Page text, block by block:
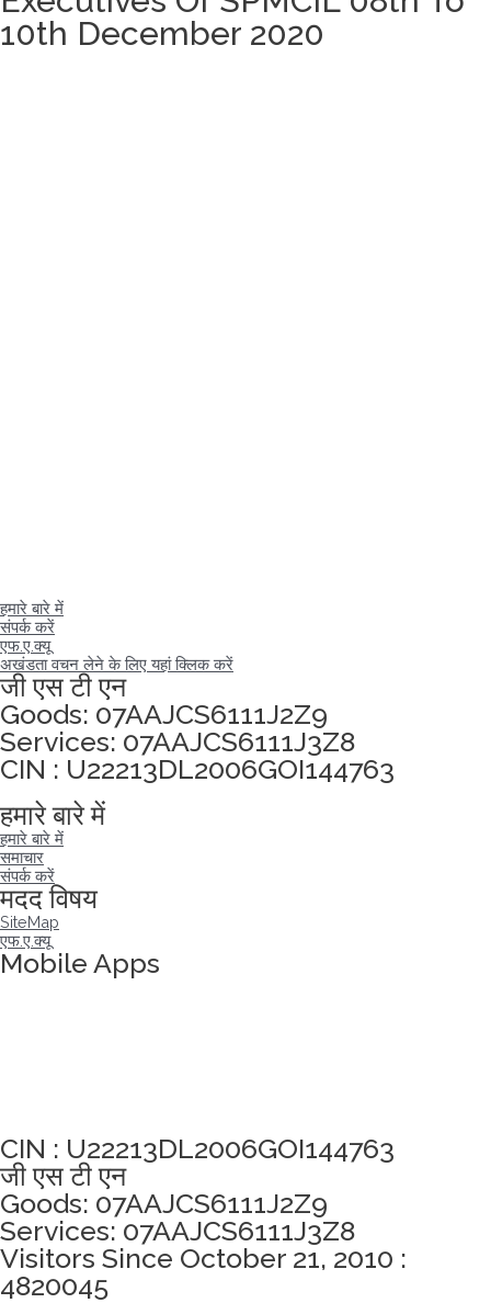
10th December 2020
हमारे बारे में
संपर्क करें
एफ.ए.क्यू
अखंडता वचन लेने के लिए यहां क्लिक करें
जी एस टी एन
Goods: 07AAJCS6111J2Z9
Services: 07AAJCS6111J3Z8
CIN : U22213DL2006GOI144763
हमारे बारे में
हमारे बारे में
समाचार
संपर्क करें
मदद विषय
SiteMap
एफ.ए.क्यू
Mobile Apps
CIN : U22213DL2006GOI144763
जी एस टी एन
Goods: 07AAJCS6111J2Z9
Services: 07AAJCS6111J3Z8
Visitors Since October 21, 2010 :
4820045